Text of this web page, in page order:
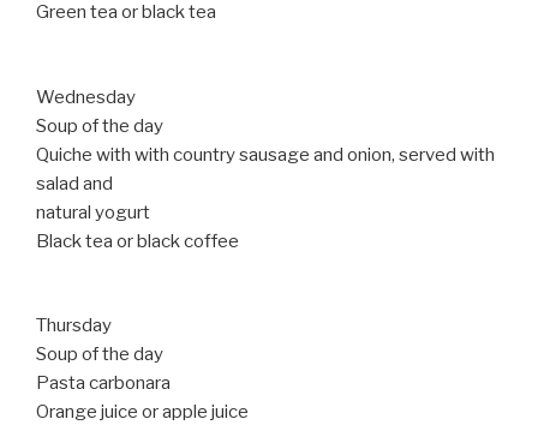
Green tea or black tea
Wednesday
Soup of the day
Quiche with with country sausage and onion, served with
salad and
natural yogurt
Black tea or black coffee
Thursday
Soup of the day
Pasta carbonara
Orange juice or apple juice